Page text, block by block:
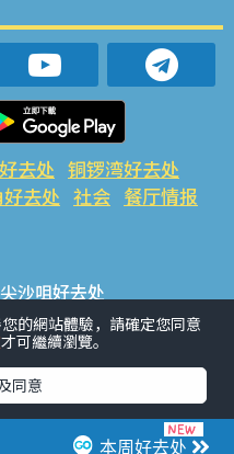
本周好去处
去处 铜锣湾好去处
去处 社会 餐厅情报
尖沙咀好去处
去处 旺角好去处 社会
#美食社群热话
程式
#限时抢
的網站體驗，請確定您同意
才可繼續瀏覽。
同意